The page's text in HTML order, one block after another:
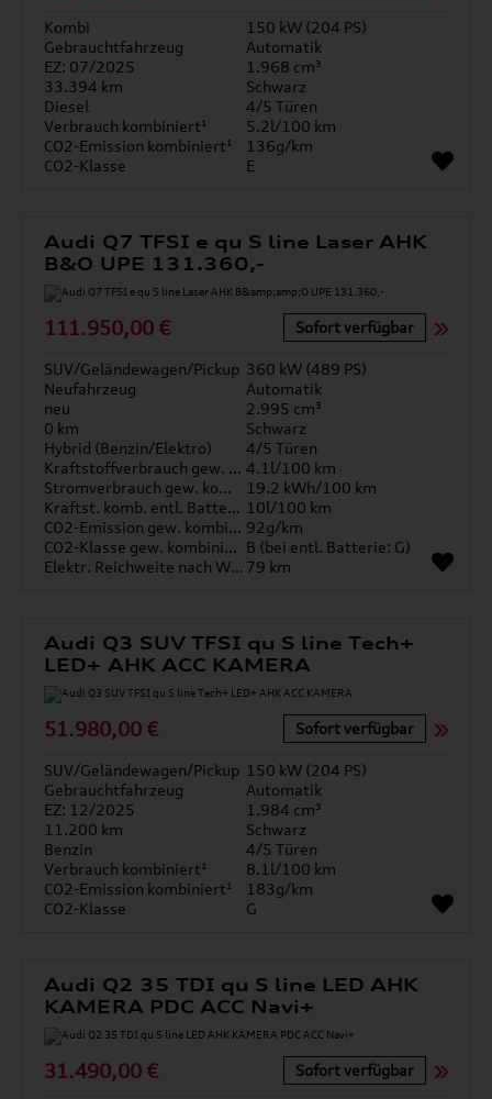
Kombi
150 kW (204 PS)
Gebrauchtfahrzeug
Automatik
EZ: 07/2025
1.968 cm³
33.394 km
Schwarz
Diesel
4/5 Türen
Verbrauch kombiniert¹
5.2l/100 km
CO2-Emission kombiniert¹
136g/km
CO2-Klasse
E
Audi Q7 TFSI e qu S line Laser AHK
B&O UPE 131.360,-
111.950,00 € Sofort verfügbar
SUV/Geländewagen/Pickup 360 kW (489 PS)
Neufahrzeug
Automatik
neu
2.995 cm³
0 km
Schwarz
Hybrid (Benzin/Elektro)
4/5 Türen
Kraftstoffverbrauch gew. kombiniert 4.1l/100 km
Stromverbrauch gew. kombiniert
19.2 kWh/100 km
Kraftst. komb. entl. Batterie 10l/100 km
CO2-Emission gew. kombiniert 92g/km
CO2-Klasse gew. kombiniert B (bei entl. Batterie: G)
Elektr. Reichweite nach WLTP* 79 km
Audi Q3 SUV TFSI qu S line Tech+
LED+ AHK ACC KAMERA
51.980,00 € Sofort verfügbar
SUV/Geländewagen/Pickup 150 kW (204 PS)
Gebrauchtfahrzeug
Automatik
EZ: 12/2025
1.984 cm³
11.200 km
Schwarz
Benzin
4/5 Türen
Verbrauch kombiniert¹
8.1l/100 km
CO2-Emission kombiniert¹
183g/km
CO2-Klasse
G
Audi Q2 35 TDI qu S line LED AHK
KAMERA PDC ACC Navi+
31.490,00 € Sofort verfügbar